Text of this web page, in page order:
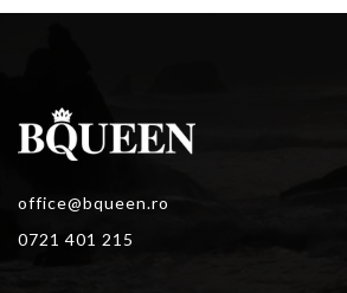
office@bqueen.ro
0721 401 215